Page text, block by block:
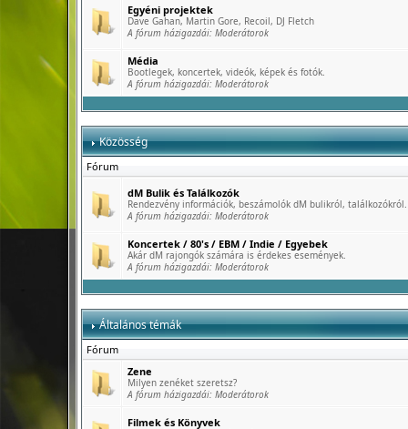
Egyéni projektek
Dave Gahan, Martin Gore, Recoil, DJ Fletch
A fórum házigazdái: Moderátorok
Média
Bootlegek, koncertek, videók, képek és fotók.
A fórum házigazdái: Moderátorok
Közösség
Fórum
dM Bulik és Találkozók
Rendezvény információk, beszámolók dM bulikról, találkozókról.
A fórum házigazdái: Moderátorok
Koncertek / 80's / EBM / Indie / Egyebek
Akár dM rajongók számára is érdekes események.
A fórum házigazdái: Moderátorok
Általános témák
Fórum
Zene
Milyen zenéket szeretsz?
A fórum házigazdái: Moderátorok
Filmek és Könyvek